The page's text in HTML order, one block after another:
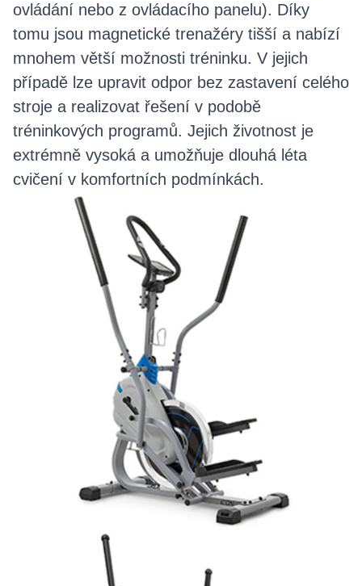
ovládání nebo z ovládacího panelu). Díky
tomu jsou magnetické trenažéry tišší a nabízí
mnohem větší možnosti tréninku. V jejich
případě lze upravit odpor bez zastavení celého
stroje a realizovat řešení v podobě
tréninkových programů. Jejich životnost je
extrémně vysoká a umožňuje dlouhá léta
cvičení v komfortních podmínkách.